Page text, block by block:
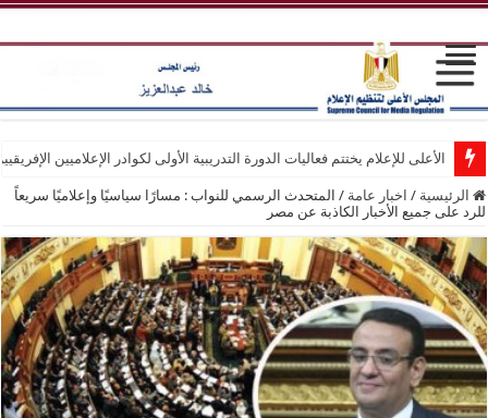
الأعلى للإعلام يختتم فعاليات الدورة التدريبية الأولى لكوادر الإعلاميين
الرئيسية / اخبار عامة / المتحدث الرسمي للنواب : مسارًا سياسيًا وإعلاميًا سريعاً
للرد على جميع الأخبار الكاذبة عن مصر